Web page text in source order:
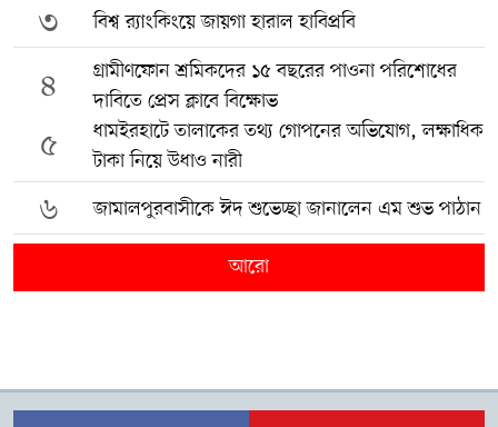
৩ বিশ্ব র‍্যাংকিংয়ে জায়গা হারাল হাবিপ্রবি
৪
গ্রামীণফোন শ্রমিকদের ১৫ বছরের পাওনা পরিশোধের
দাবিতে প্রেস ক্লাবে বিক্ষোভ
৫
ধামইরহাটে তালাকের তথ্য গোপনের অভিযোগ, লক্ষাধিক
টাকা নিয়ে উধাও নারী
৬ জামালপুরবাসীকে ঈদ শুভেচ্ছা জানালেন এম শুভ পাঠান
আরো